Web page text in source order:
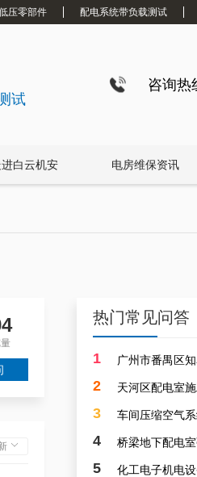
压零部件 配电系统带负载测试
试
咨询热
进白云机安 电房维保资讯
热门常见问答
1
2 天河区配电室
3
4
5
白云配电房要求检